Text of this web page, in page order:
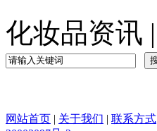
化妆品资讯 |
网站首页 | 关于我们 | 联系方式